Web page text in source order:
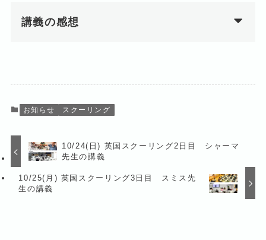
講義の感想
お知らせ スクーリング
10/24(日) 英国スクーリング2日目 シャーマ
先生の講義
10/25(月) 英国スクーリング3日目 スミス先
生の講義